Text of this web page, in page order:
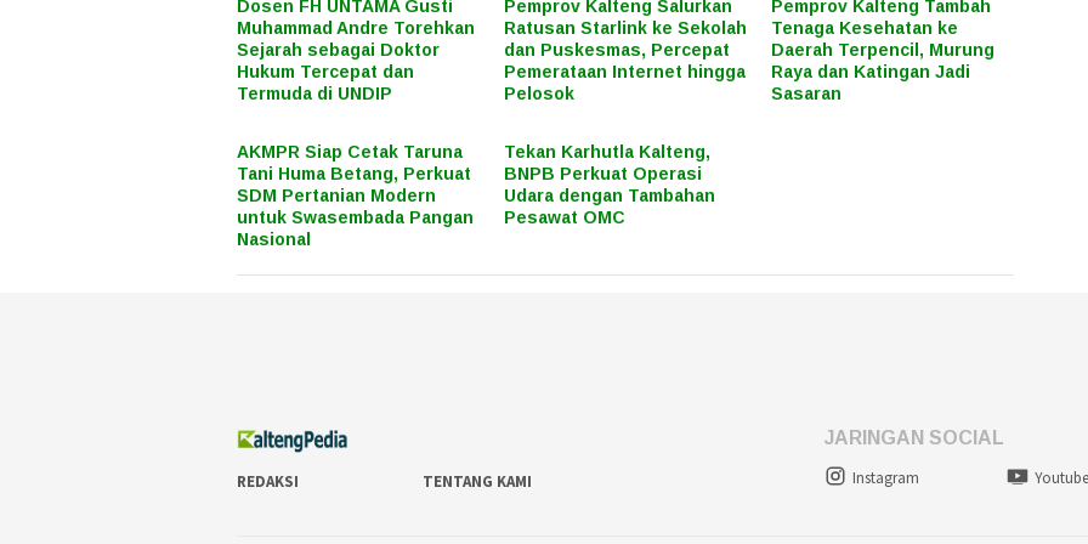
Dosen FH UNTAMA Gusti
Muhammad Andre Torehkan
Sejarah sebagai Doktor
Hukum Tercepat dan
Termuda di UNDIP
Pemprov Kalteng Salurkan
Ratusan Starlink ke Sekolah
dan Puskesmas, Percepat
Pemerataan Internet hingga
Pelosok
Pemprov Kalteng Tambah
Tenaga Kesehatan ke
Daerah Terpencil, Murung
Raya dan Katingan Jadi
Sasaran
AKMPR Siap Cetak Taruna
Tani Huma Betang, Perkuat
SDM Pertanian Modern
untuk Swasembada Pangan
Nasional
Tekan Karhutla Kalteng,
BNPB Perkuat Operasi
Udara dengan Tambahan
Pesawat OMC
REDAKSI TENTANG KAMI
JARINGAN SOCIAL
Instagram